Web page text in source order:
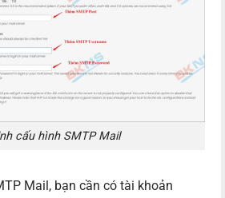
cấu hình SMTP Mail
Mail, bạn cần có tài khoản